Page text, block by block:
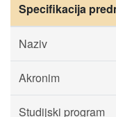
Specifikacija
Naziv
Akronim
Studijski program